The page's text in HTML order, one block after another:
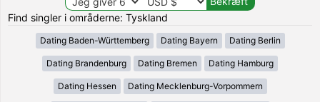
Find singler i områderne: Tyskland
Dating Baden-Württemberg Dating Bayern Dating Berlin
Dating Brandenburg Dating Bremen Dating Hamburg
Dating Hessen Dating Mecklenburg-Vorpommern